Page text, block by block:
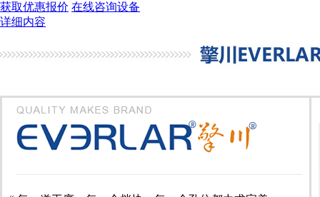
获取优惠报价 在线咨询设备
详细内容